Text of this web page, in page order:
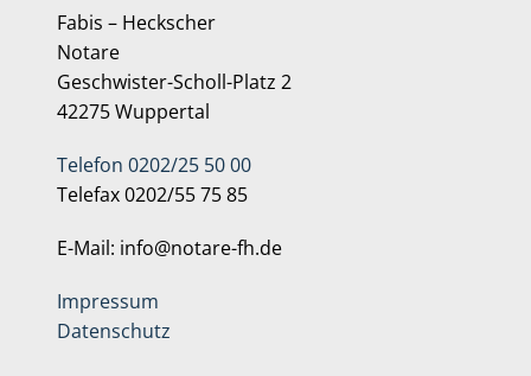
Fabis – Heckscher
Notare
Geschwister-Scholl-Platz 2
42275 Wuppertal
Telefon 0202/25 50 00
Telefax 0202/55 75 85
E-Mail: info@notare-fh.de
Impressum
Datenschutz